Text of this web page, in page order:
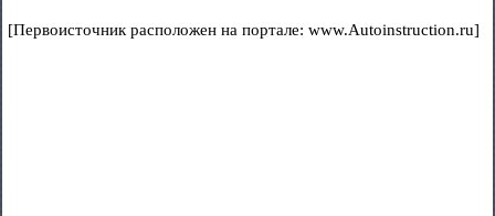
[Первоисточник расположен на портале: www.Autoinstruction.ru]